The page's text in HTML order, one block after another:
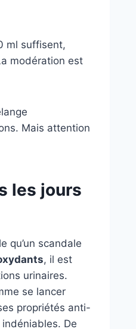
ml suffisent,
modération est
Mais attention
les jours
qu’un scandale
, il est
urinaires.
se lancer
propriétés anti-
De